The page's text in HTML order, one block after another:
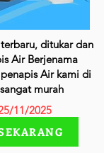
ditukar dan
Air Berjenama
Air kami di
murah
11/2025